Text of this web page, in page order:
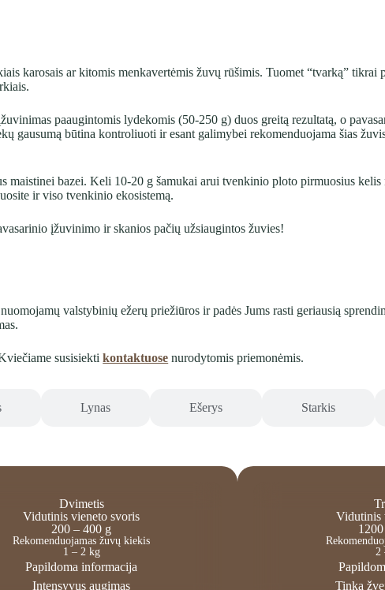
karosais ar kitomis menkavertėmis žuvų rūšimis. Tuomet “tvarką” tikrai
paaugintomis lydekomis (50-250 g) duos greitą rezultatą, o
gausumą būtina kontroliuoti ir esant galimybei rekomenduojama šias
bazei. Keli 10-20 g šamukai arui tvenkinio ploto pirmuosius kelis
ir viso tvenkinio ekosistemą.
įžuvinimo ir skanios pačių užsiaugintos žuvies!
valstybinių ežerų priežiūros ir padės Jums rasti geriausią
susisiektikontaktuose nurodytomis priemonėmis.
Lynas Ešerys Starkis
Dvimetis
Vidutinis vieneto svoris
200 – 400 g
Rekomenduojamas žuvų kiekis
1 – 2 kg
Papildoma informacija
Intensyvus augimas
Vidutinis
2
Tinka